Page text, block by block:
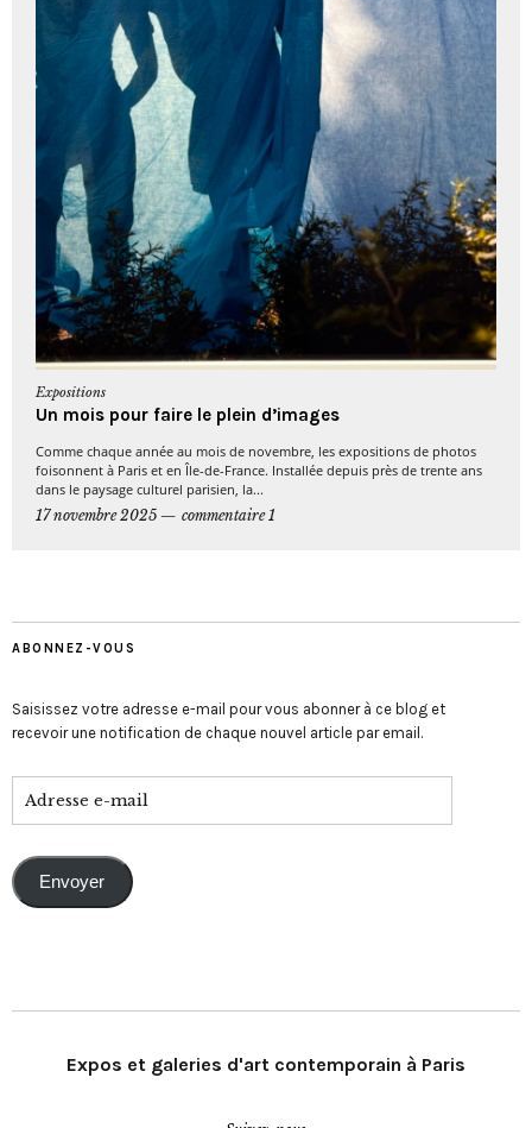
Expositions
Un mois pour faire le plein d’images
Comme chaque année au mois de novembre, les expositions de photos
foisonnent à Paris et en Île-de-France. Installée depuis près de trente ans
dans le paysage culturel parisien, la...
17 novembre 2025
commentaire 1
ABONNEZ-VOUS
Saisissez votre adresse e-mail pour vous abonner à ce blog et
recevoir une notification de chaque nouvel article par email.
Envoyer
Expos et galeries d'art contemporain à Paris